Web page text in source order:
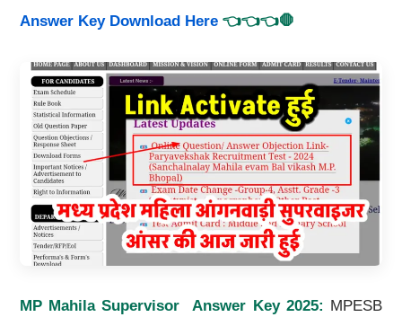
Answer Key Download Here👈👈👈🛑
MP Mahila Supervisor Answer Key 2025: MPESB